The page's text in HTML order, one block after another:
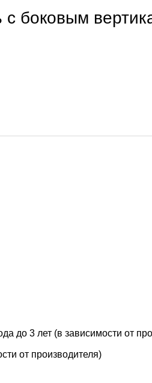
с боковым
до 3 лет (в зависимости от
от производителя)